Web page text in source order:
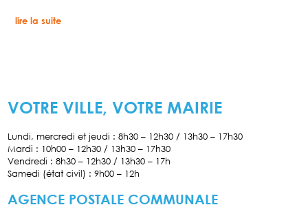
lire la suite:
VOTRE VILLE, VOTRE MAIRIE
Lundi, mercredi et jeudi : 8h30 – 12h30 / 13h30 – 17h30
Mardi : 10h00 – 12h30 / 13h30 – 17h30
Vendredi : 8h30 – 12h30 / 13h30 – 17h
Samedi (état civil) : 9h00 – 12h
AGENCE POSTALE COMMUNALE